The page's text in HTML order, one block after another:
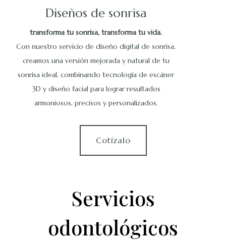
Diseños de sonrisa
transforma tu sonrisa, transforma tu vida.
Con nuestro servicio de diseño digital de sonrisa,
creamos una versión mejorada y natural de tu
sonrisa ideal, combinando tecnología de escáner
3D y diseño facial para lograr resultados
armoniosos, precisos y personalizados.
Cotízalo
Servicios
odontológicos